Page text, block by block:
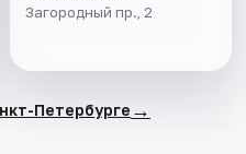
Загородный пр., 2
Петербурге →